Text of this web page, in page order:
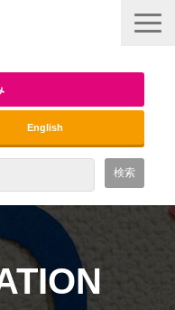
English
ット